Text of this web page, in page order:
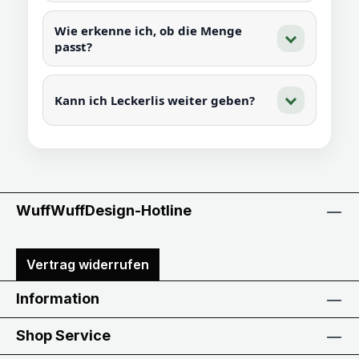
Wie erkenne ich, ob die Menge
passt?
Kann ich Leckerlis weiter geben?
WuffWuffDesign-Hotline
Vertrag widerrufen
Information
Shop Service